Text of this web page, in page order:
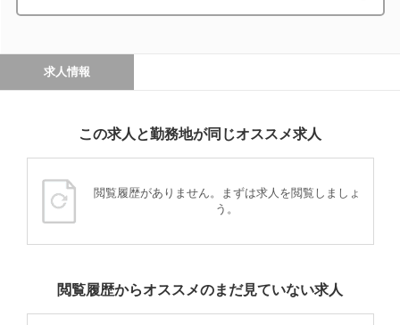
求人情報
この求人と勤務地が同じオススメ求人
閲覧履歴がありません。まずは求人を閲覧しましょ
う。
閲覧履歴からオススメのまだ見ていない求人